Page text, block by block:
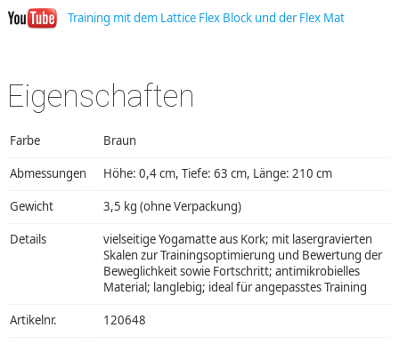
Training mit dem Lattice Flex Block und der Flex Mat
Eigenschaften
Farbe Braun
Abmessungen Höhe: 0,4 cm, Tiefe: 63 cm, Länge: 210 cm
Gewicht 3,5 kg (ohne Verpackung)
Details
vielseitige Yogamatte aus Kork; mit lasergravierten
Skalen zur Trainingsoptimierung und Bewertung der
Beweglichkeit sowie Fortschritt; antimikrobielles
Material; langlebig; ideal für angepasstes Training
Artikelnr. 120648